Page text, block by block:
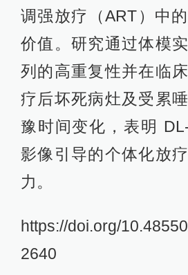
调强放疗（ART）中
价值。研究通过体模
列的高重复性并在临
疗后坏死病灶及受累
豫时间变化，表明
影像引导的个体化放
力。
https://doi.org/
2640